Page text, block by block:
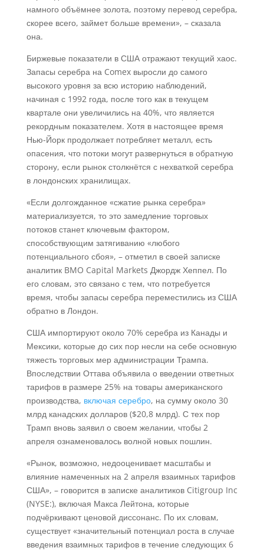
намного объёмнее золота, поэтому перевод серебра,
скорее всего, займет больше времени», – сказала
она.
Биржевые показатели в США отражают текущий хаос.
Запасы серебра на Comex выросли до самого
высокого уровня за всю историю наблюдений,
начиная с 1992 года, после того как в текущем
квартале они увеличились на 40%, что является
рекордным показателем. Хотя в настоящее время
Нью-Йорк продолжает потребляет металл, есть
опасения, что потоки могут развернуться в обратную
сторону, если рынок столкнётся с нехваткой серебра
в лондонских хранилищах.
«Если долгожданное «сжатие рынка серебра»
материализуется, то это замедление торговых
потоков станет ключевым фактором,
способствующим затягиванию «любого
потенциального сбоя», – отметил в своей записке
аналитик BMO Capital Markets Джордж Хеппел. По
его словам, это связано с тем, что потребуется
время, чтобы запасы серебра переместились из США
обратно в Лондон.
США импортируют около 70% серебра из Канады и
Мексики, которые до сих пор несли на себе основную
тяжесть торговых мер администрации Трампа.
Впоследствии Оттава объявила о введении ответных
тарифов в размере 25% на товары американского
производства, включая серебро, на сумму около 30
млрд канадских долларов ($20,8 млрд). С тех пор
Трамп вновь заявил о своем желании, чтобы 2
апреля ознаменовалось волной новых пошлин.
«Рынок, возможно, недооценивает масштабы и
влияние намеченных на 2 апреля взаимных тарифов
США», – говорится в записке аналитиков Citigroup Inc
(NYSE:), включая Макса Лейтона, которые
подчёркивают ценовой диссонанс. По их словам,
существует «значительный потенциал роста в случае
введения взаимных тарифов в течение следующих 6